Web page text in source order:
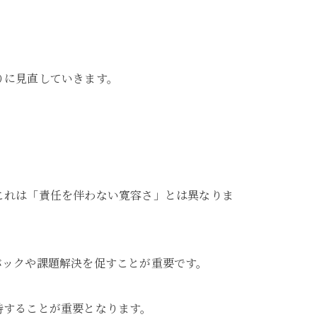
見直していきます。
は「責任を伴わない寛容さ」とは異なりま
クや課題解決を促すことが重要です。
ることが重要となります。